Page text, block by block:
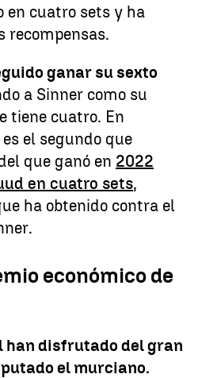
en cuatro sets y ha
recompensas.
ganar su sexto
a Sinner como su
tiene cuatro. En
el segundo que
que ganó en 2022
en cuatro sets,
ha obtenido contra el
económico de
han disfrutado del gran
el murciano.